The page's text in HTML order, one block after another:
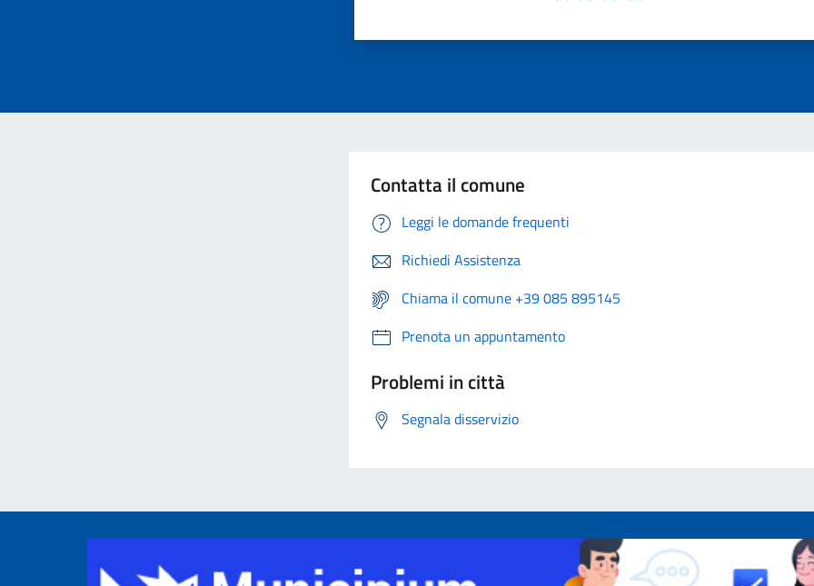
Contatta il comune
Leggi le domande frequenti
Richiedi Assistenza
Chiama il comune +39 085 895145
Prenota un appuntamento
Problemi in città
Segnala disservizio